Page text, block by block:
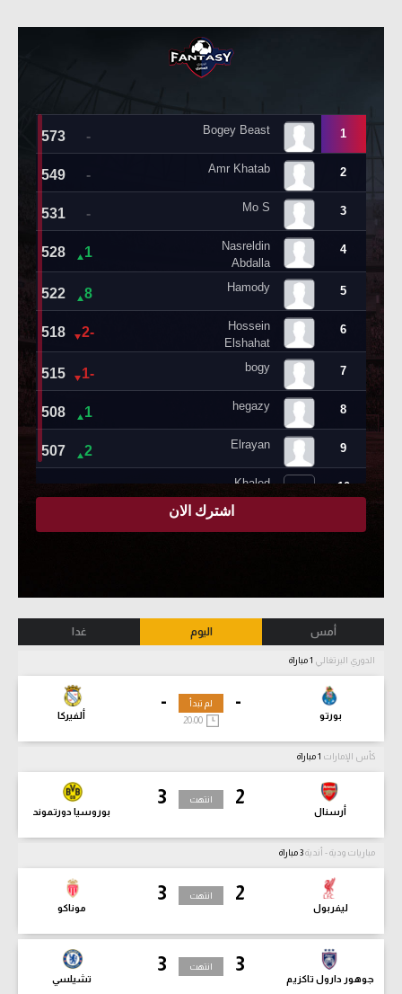
أمس اليوم غدا
الدوري البرتغالي
-
بورتو
-
ألفيركا
لم تبدأ
كأس الإمارات
2
أرسنال
3
بوروسيا دورتموند
انتهت
مباريات ودية - أندية
2
ليفربول
3
موناكو
انتهت
3
جوهور دارول تاكزيم
3
تشيلسي
انتهت